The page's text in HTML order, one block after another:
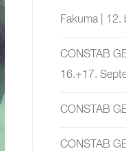
Fakuma |
CONSTAB
16.+17.
CONSTAB
CONSTAB